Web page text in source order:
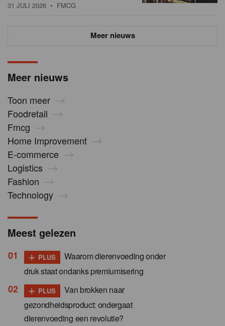
Meer nieuws
Toon meer
Foodretail
Fmcg
Home Improvement
E-commerce
Logistics
Fashion
Technology
31 JULI 2026 • FMCG
Meer nieuws
Meest gelezen
+ PLUS
Waarom dierenvoeding onder
druk staat ondanks premiumisering
+ PLUS
Van brokken naar
gezondheidsproduct: ondergaat
dierenvoeding een revolutie?